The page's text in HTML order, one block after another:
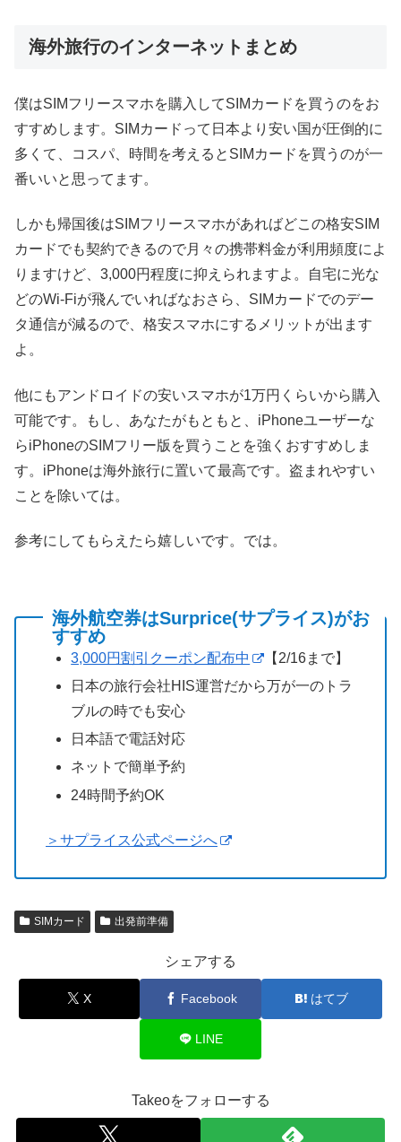
海外旅行のインターネットまとめ
僕はSIMフリースマホを購入してSIMカードを買うのをお
すすめします。SIMカードって日本より安い国が圧倒的に
多くて、コスパ、時間を考えるとSIMカードを買うのが一
番いいと思ってます。
しかも帰国後はSIMフリースマホがあればどこの格安SIM
カードでも契約できるので月々の携帯料金が利用頻度によ
りますけど、3,000円程度に抑えられますよ。自宅に光な
どのWi-Fiが飛んでいればなおさら、SIMカードでのデー
タ通信が減るので、格安スマホにするメリットが出ます
よ。
他にもアンドロイドの安いスマホが1万円くらいから購入
可能です。もし、あなたがもともと、iPhoneユーザーな
らiPhoneのSIMフリー版を買うことを強くおすすめしま
す。iPhoneは海外旅行に置いて最高です。盗まれやすい
ことを除いては。
参考にしてもらえたら嬉しいです。では。
海外航空券はSurprice(サプライス)がお
すすめ
3,000円割引クーポン配布中
【2/16まで】
日本の旅行会社HIS運営だから万が一のトラ
ブルの時でも安心
日本語で電話対応
ネットで簡単予約
24時間予約OK
＞サプライス公式ページへ
SIMカード 出発前準備
シェアする
X Facebook はてブ
LINE
Takeoをフォローする